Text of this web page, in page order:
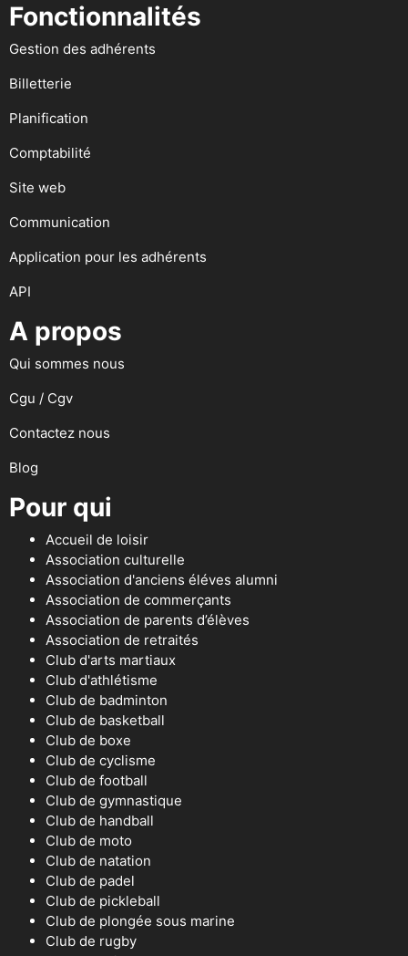
Fonctionnalités
Gestion des adhérents
Billetterie
Planification
Comptabilité
Site web
Communication
Application pour les adhérents
API
A propos
Qui sommes nous
Cgu / Cgv
Contactez nous
Blog
Pour qui
Accueil de loisir
Association culturelle
Association d'anciens éléves alumni
Association de commerçants
Association de parents d’élèves
Association de retraités
Club d'arts martiaux
Club d'athlétisme
Club de badminton
Club de basketball
Club de boxe
Club de cyclisme
Club de football
Club de gymnastique
Club de handball
Club de moto
Club de natation
Club de padel
Club de pickleball
Club de plongée sous marine
Club de rugby